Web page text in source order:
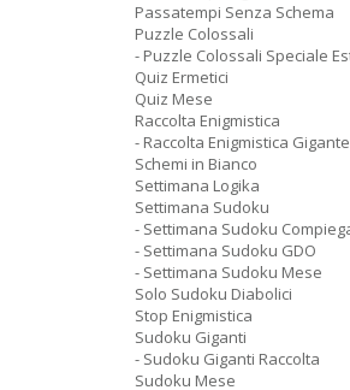
Passatempi Senza Schema
Puzzle Colossali
- Puzzle Colossali Speciale
Quiz Ermetici
Quiz Mese
Raccolta Enigmistica
- Raccolta Enigmistica Gigante
Schemi in Bianco
Settimana Logika
Settimana Sudoku
- Settimana Sudoku
- Settimana Sudoku GDO
- Settimana Sudoku Mese
Solo Sudoku Diabolici
Stop Enigmistica
Sudoku Giganti
- Sudoku Giganti Raccolta
Sudoku Mese